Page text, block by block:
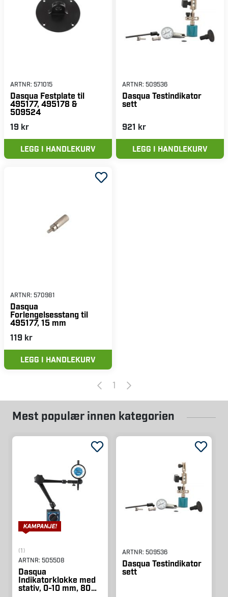
ARTNR: 571015
Dasqua Festplate til
495177, 495178 &
509524
19 kr
LEGG I HANDLEKURV
ARTNR: 509536
Dasqua Testindikator
sett
921 kr
LEGG I HANDLEKURV
ARTNR: 570981
Dasqua
Forlengelsesstang til
495177, 15 mm
119 kr
LEGG I HANDLEKURV
1
Mest populær innen kategorien
(1)
ARTNR: 505508
Dasqua
Indikatorklokke med
stativ, 0-10 mm, 80
ARTNR: 509536
Dasqua Testindikator
sett